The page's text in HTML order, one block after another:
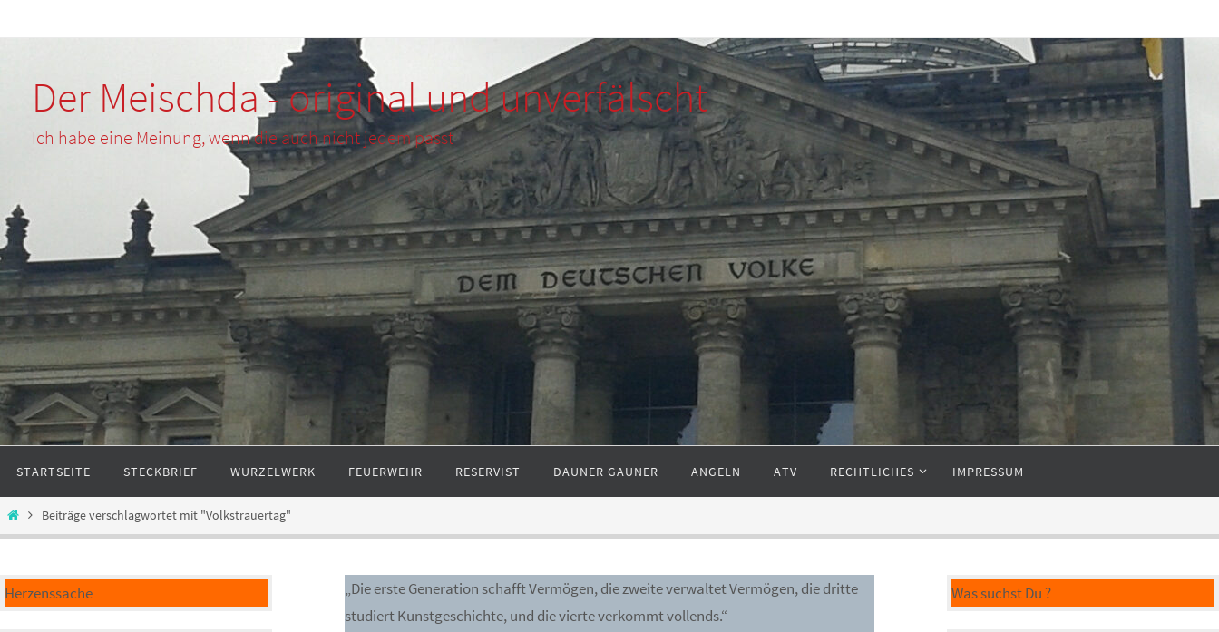
Inhalt
Der Meischda - original und unverfälscht
Ich habe eine Meinung, wenn die auch nicht jedem passt
Inhalt
springen
STARTSEITE STECKBRIEF WURZELWERK FEUERWEHR RESERVIST DAUNER GAUNER ANGELN ATV RECHTLICHES IMPRESSUM
StartBeiträge verschlagwortet mit "Volkstrauertag"
„Die erste Generation schafft Vermögen, die zweite verwaltet Vermögen, die dritte
studiert Kunstgeschichte, und die vierte verkommt vollends.“
Herzenssache Was suchst Du ?